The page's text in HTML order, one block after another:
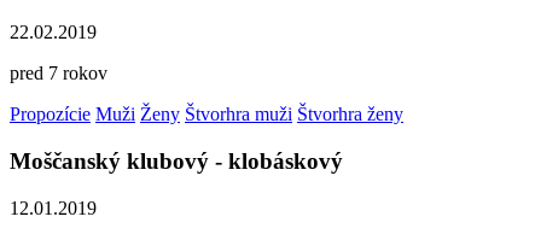
22.02.2019
pred 7 rokov
Propozície Muži Ženy Štvorhra muži Štvorhra ženy
Moščanský klubový - klobáskový
12.01.2019